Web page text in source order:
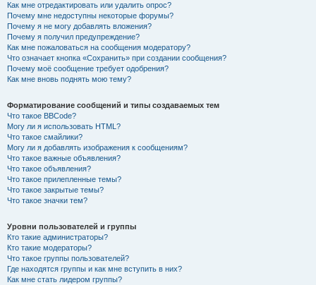
Как мне отредактировать или удалить опрос?
Почему мне недоступны некоторые форумы?
Почему я не могу добавлять вложения?
Почему я получил предупреждение?
Как мне пожаловаться на сообщения модератору?
Что означает кнопка «Сохранить» при создании сообщения?
Почему моё сообщение требует одобрения?
Как мне вновь поднять мою тему?
Форматирование сообщений и типы создаваемых тем
Что такое BBCode?
Могу ли я использовать HTML?
Что такое смайлики?
Могу ли я добавлять изображения к сообщениям?
Что такое важные объявления?
Что такое объявления?
Что такое прилепленные темы?
Что такое закрытые темы?
Что такое значки тем?
Уровни пользователей и группы
Кто такие администраторы?
Кто такие модераторы?
Что такое группы пользователей?
Где находятся группы и как мне вступить в них?
Как мне стать лидером группы?